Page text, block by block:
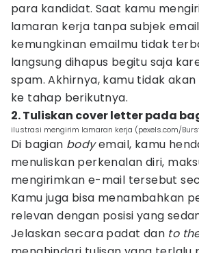
para kandidat. Saat kamu
lamaran kerja tanpa subjek
kemungkinan emailmu tidak
langsung dihapus begitu saja
spam. Akhirnya, kamu tidak
ke tahap berikutnya.
2. Tuliskan cover letter pada
ilustrasi mengirim lamaran kerja (pexels.com/
Di bagian bodyemail, kamu
menuliskan perkenalan diri,
mengirimkan e-mail tersebut
Kamu juga bisa menambahkan
relevan dengan posisi yang
Jelaskan secara padat dan to